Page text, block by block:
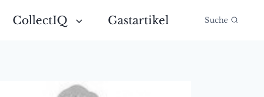
CollectIQ Gastartikel Suche